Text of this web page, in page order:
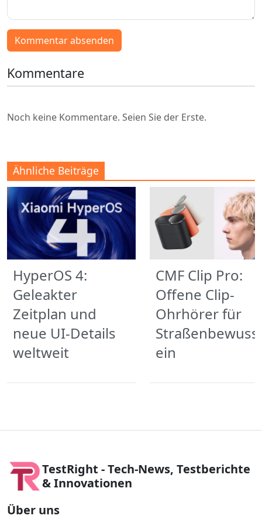
Kommentar absenden
Kommentare
Noch keine Kommentare. Seien Sie der Erste.
Ähnliche Beiträge
HyperOS 4:
Geleakter
Zeitplan und
neue UI-Details
weltweit
CMF Clip Pro:
Offene Clip-
Ohrhörer für
ein
TestRight - Tech-News, Testberichte
& Innovationen
Über uns